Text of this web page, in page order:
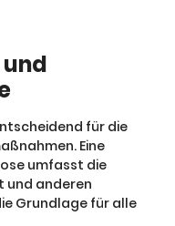
für die
Eine
umfasst die
und anderen
Grundlage für alle